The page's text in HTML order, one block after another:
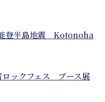
登半島地震 Kotonoha
ックフェス ブース展